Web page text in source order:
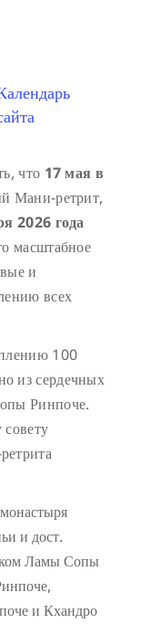
что 17 мая в
Мани-ретрит,
2026 года
масштабное
и
всех
100
из сердечных
Ринпоче.
и дост.
Ламы Сопы
и Кхандро